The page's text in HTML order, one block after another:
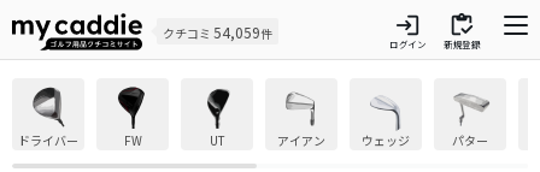
クチコミ 54,059件 login
ログイン
inventory
新規登録
ドライバー FW UT アイアン ウェッジ パター